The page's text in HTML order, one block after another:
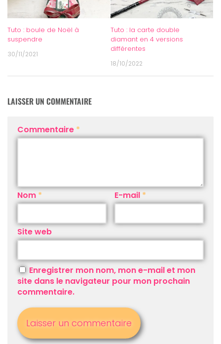
Tuto : boule de Noël à
suspendre
30/11/2021
Tuto : la carte double
diamant en 4 versions
différentes
18/10/2022
LAISSER UN COMMENTAIRE
Commentaire *
Nom * E-mail *
Site web
Enregistrer mon nom, mon e-mail et mon
site dans le navigateur pour mon prochain
commentaire.